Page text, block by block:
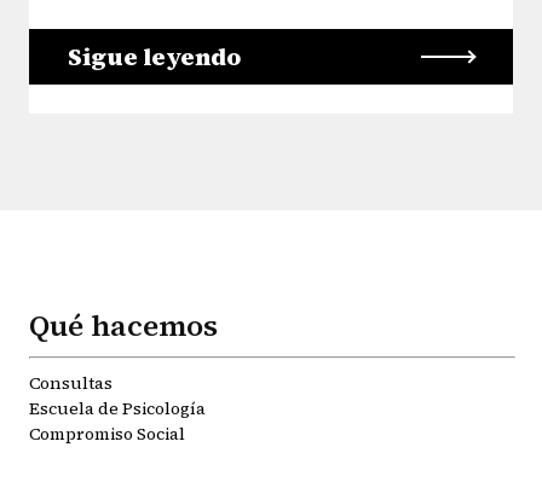
Sigue leyendo
Qué hacemos
Consultas
Escuela de Psicología
Compromiso Social